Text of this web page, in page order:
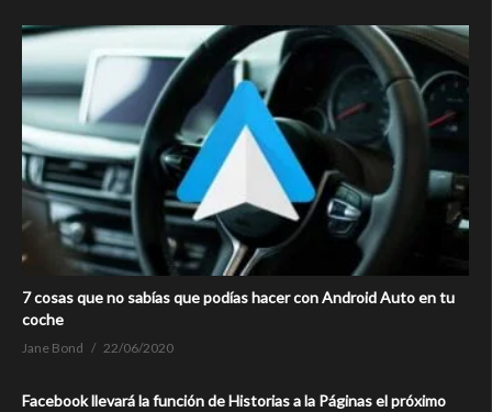
7 cosas que no sabías que podías hacer con Android Auto en tu
coche
Jane Bond 22/06/2020
Facebook llevará la función de Historias a la Páginas el próximo